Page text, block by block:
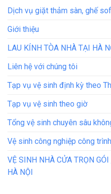
Dịch vụ giặt thảm sàn, ghế
Giới thiệu
LAU KÍNH TÒA NHÀ TẠI HÀ
Liên hệ với chúng tôi
Tạp vụ vệ sinh định kỳ theo
Tạp vụ vệ sinh theo giờ
Tổng vệ sinh chuyên sâu
Vệ sinh công nghiệp công
VỆ SINH NHÀ CỬA TRỌN
HÀ NỘI